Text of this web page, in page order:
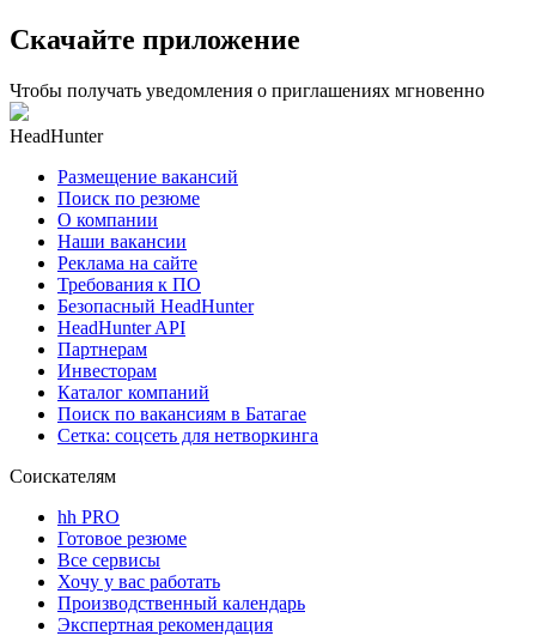
Скачайте приложение
Чтобы получать уведомления о приглашениях мгновенно
HeadHunter
Размещение вакансий
Поиск по резюме
О компании
Наши вакансии
Реклама на сайте
Требования к ПО
Безопасный HeadHunter
HeadHunter API
Партнерам
Инвесторам
Каталог компаний
Поиск по вакансиям в Батагае
Сетка: соцсеть для нетворкинга
Соискателям
hh PRO
Готовое резюме
Все сервисы
Хочу у вас работать
Производственный календарь
Экспертная рекомендация